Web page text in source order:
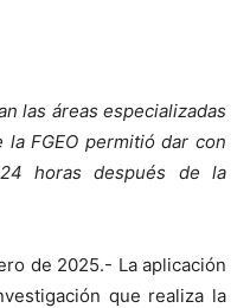
las áreas especializadas
FGEO permitió dar con
horas después de la
de 2025.- La aplicación
que realiza la